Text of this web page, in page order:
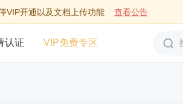
VIP开通以及文档上传功能 查看公告
认证 VIP免费专区